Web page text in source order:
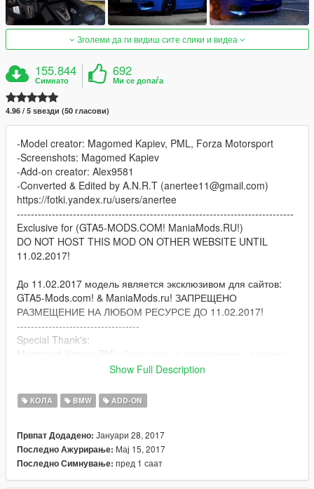
Зголеми да ги видиш сите слики и видеа
155.844
Симнато
692
Ми се допаѓа
4.96 / 5 ѕвезди (50 гласови)
-Model creator: Magomed Kapiev, PML, Forza Motorsport
-Screenshots: Magomed Kapiev
-Add-on creator: Alex9581
-Converted & Edited by A.N.R.T (anertee11@gmail.com)
https://fotki.yandex.ru/users/anertee
-------------------------------------------------------------------------------
Exclusive for (GTA5-MODS.COM! ManiaMods.RU!)
DO NOT HOST THIS MOD ON OTHER WEBSITE UNTIL
11.02.2017!
До 11.02.2017 модель является эксклюзивом для сайтов:
GTA5-Mods.com! & ManiaMods.ru! ЗАПРЕЩЕНО
РАЗМЕЩЕНИЕ НА ЛЮБОМ РЕСУРСЕ ДО 11.02.2017!
-----------------------------------
Special Thank's:
9lXA:
Tizir:
GTA5 KoRn:
Rappo: g5m.com
Alex9581: (maniamods.ru)
--------------------------------------
Show Full Description
КОЛА BMW ADD-ON
Првпат Додадено: Јануари 28, 2017
Последно Ажурирање: Мај 15, 2017
Последно Симнување: пред 1 саат